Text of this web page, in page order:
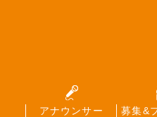
アナウンサー 募集&